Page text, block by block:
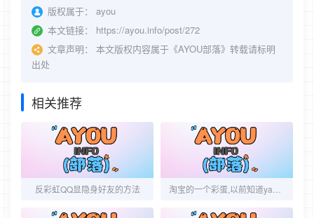
版权属于：
ayou
本文链接：
https://ayou.info/post/272
文章声明：
本文版权内容属于《AYOU部落》转载请标明
出处
相关推荐
反彩虹QQ显隐身好友的方法